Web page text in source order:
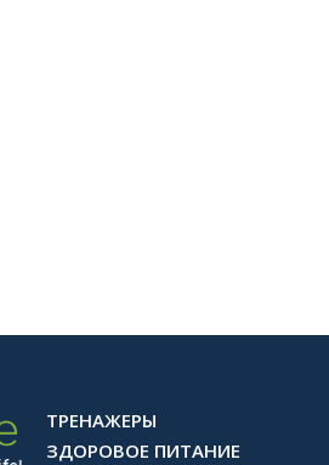
ТРЕНАЖЕРЫ
ЗДОРОВОЕ ПИТАНИЕ